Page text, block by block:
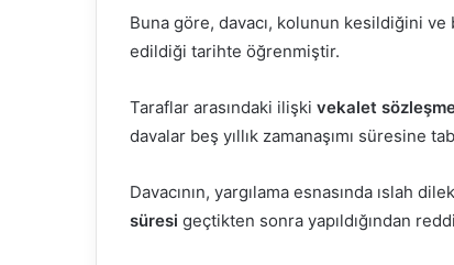
Buna göre, davacı, kolunun kesildiğini ve
edildiği tarihte öğrenmiştir.
Taraflar arasındaki ilişki vekalet
davalar beş yıllık zamanaşımı süresine
Davacının, yargılama esnasında ıslah
süresi geçtikten sonra yapıldığından